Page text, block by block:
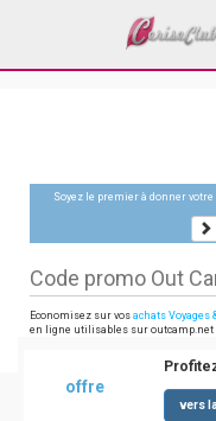
Soyez le premier à donner votre
Code promo Out
Economisez sur vos achats Voyages
en ligne utilisables sur outcamp.net
offre
vers